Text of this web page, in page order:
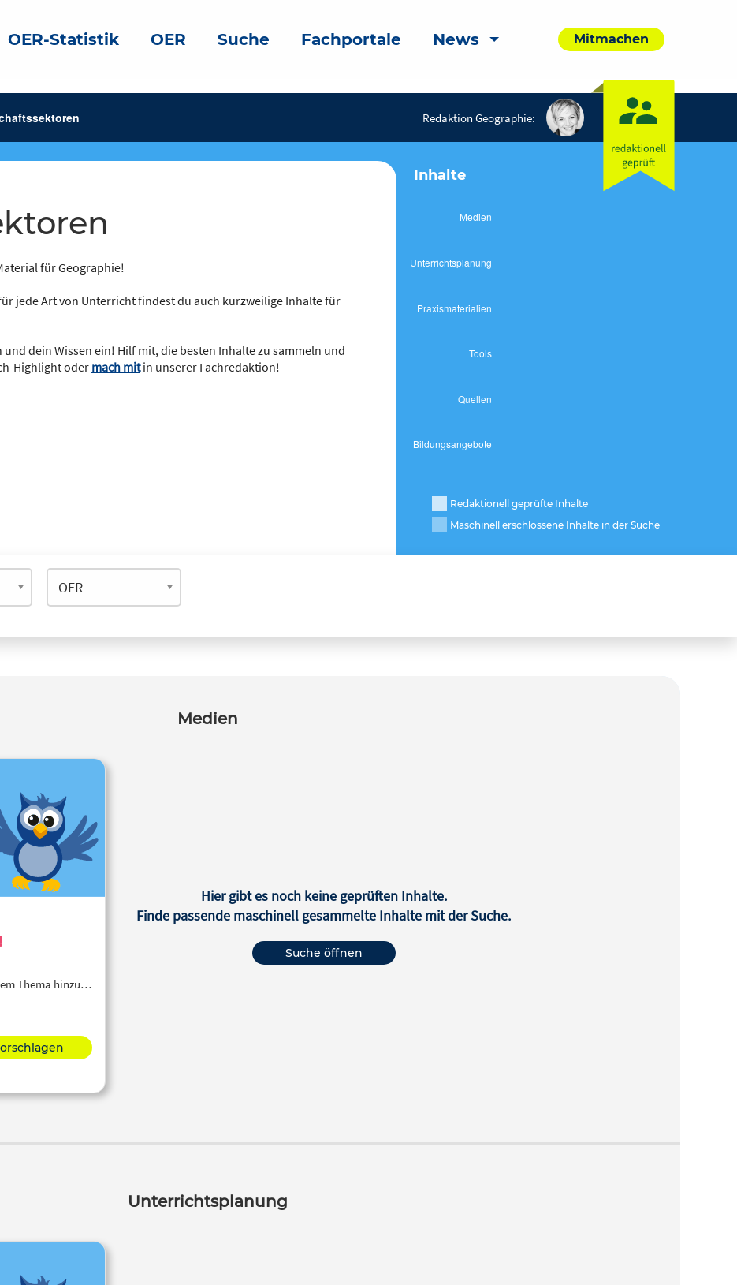
OER-Statistik OER Suche Fachportale News Mitmachen
Redaktion Geographie:
für Geographie!
jede Art von Unterricht findest du auch kurzweilige Inhalte für
dein Wissen ein! Hilf mit, die besten Inhalte zu sammeln und
Highlight oder mach mitin unserer Fachredaktion!
Inhalte
Redaktionell geprüfte Inhalte
Maschinell erschlossene Inhalte in der Suche
Medien
Thema hinzu…
Hier gibt es noch keine geprüften Inhalte.
Finde passende maschinell gesammelte Inhalte mit der Suche.
Suche öffnen
Unterrichtsplanung